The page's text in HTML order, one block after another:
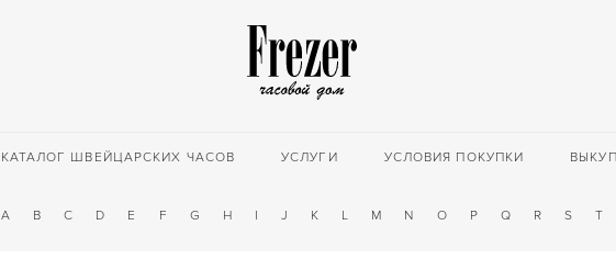
КАТАЛОГ ШВЕЙЦАРСКИХ ЧАСОВ УСЛУГИ УСЛОВИЯ ПОКУПКИ ВЫКУП
A B C D E F G H I J K L M N O P Q R S T